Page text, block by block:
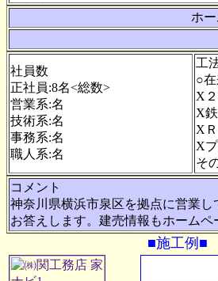
ホ
社員数
正社員:8名<総数>
営業系:名
技術系:名
事務系:名
職人系:名
工
○
X
X
X
X
そ
コメント
神奈川県横浜市泉区を拠点に営業
お答えします。建売情報もホーム
■施工例■